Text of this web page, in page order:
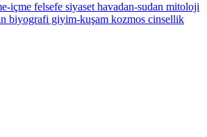
içme felsefe siyaset havadan-sudan mitoloji
biyografi giyim-kuşam kozmos cinsellik